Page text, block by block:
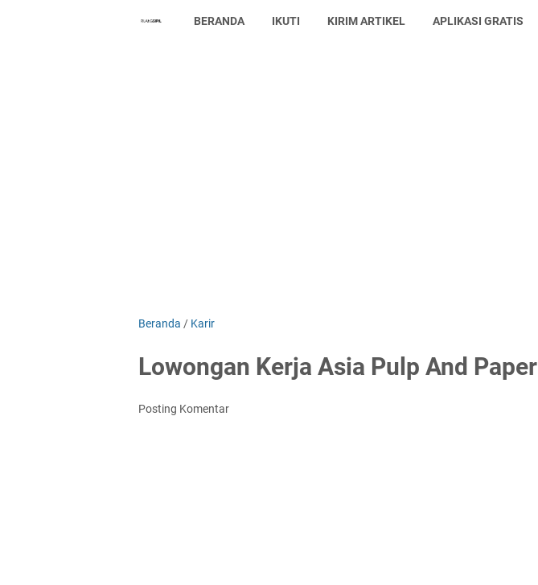
BERANDA IKUTI KIRIM ARTIKEL APLIKASI GRATIS
Beranda / Karir
Lowongan Kerja Asia Pulp And Paper
Posting Komentar